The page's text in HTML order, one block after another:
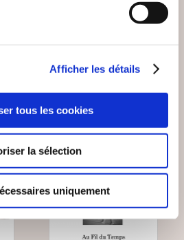
Afficher les détails
tous les cookies
la sélection
uniquement